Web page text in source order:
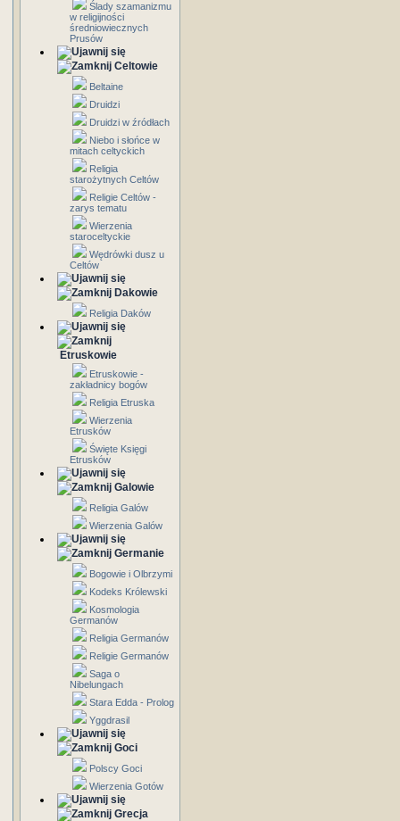
Ślady szamanizmu
w religijności
średniowiecznych
Prusów
Celtowie
Beltaine
Druidzi
Druidzi w źródłach
Niebo i słońce w
mitach celtyckich
Religia
starożytnych Celtów
Religie Celtów -
zarys tematu
Wierzenia
staroceltyckie
Wędrówki dusz u
Celtów
Dakowie
Religia Daków
Etruskowie
Etruskowie -
zakładnicy bogów
Religia Etruska
Wierzenia
Etrusków
Święte Księgi
Etrusków
Galowie
Religia Galów
Wierzenia Galów
Germanie
Bogowie i Olbrzymi
Kodeks Królewski
Kosmologia
Germanów
Religia Germanów
Religie Germanów
Saga o
Nibelungach
Stara Edda - Prolog
Yggdrasil
Goci
Polscy Goci
Wierzenia Gotów
Grecja